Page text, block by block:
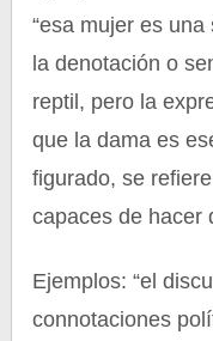
“esa mujer es
la denotación o
reptil, pero la
que la dama es
figurado, se
capaces de hacer
Ejemplos: “el
connotaciones